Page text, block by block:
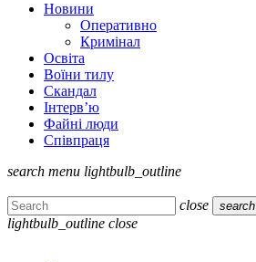
Новини
Оперативно
Кримінал
Освіта
Воїни тилу
Скандал
Інтерв’ю
Файні люди
Співпраця
search menu lightbulb_outline
close search
lightbulb_outline close